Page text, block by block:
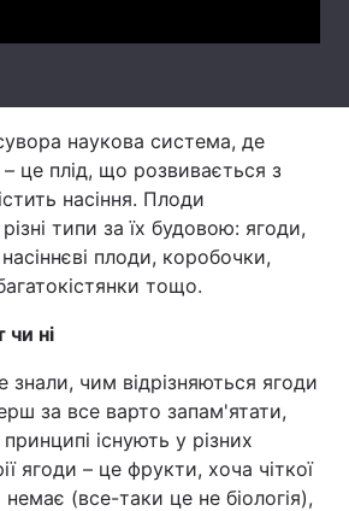
наукова система, де
це плід, що розвивається з
насіння. Плоди
типи за їх будовою: ягоди,
плоди, коробочки,
тощо.
ні
чим відрізняються ягоди
за все варто запам'ятати,
існують у різних
ягоди – це фрукти, хоча чіткої
(все-таки це не біологія),